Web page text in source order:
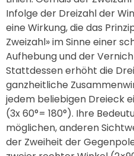
Infolge der Dreizahl der
eine Wirkung, die das
Zweizahl» im Sinne einer
Aufhebung und der
Stattdessen erhöht die
ganzheitliche
jedem beliebigen Dreieck
(3x 60°= 180°). Ihre
möglichen, anderen
der Zweiheit der